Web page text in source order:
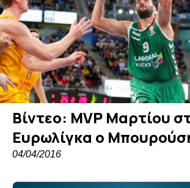
Βίντεο: MVP Μαρτίου
Ευρωλίγκα ο
04/04/2016